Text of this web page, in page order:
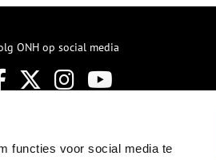
functies voor social media te
ONH op social media